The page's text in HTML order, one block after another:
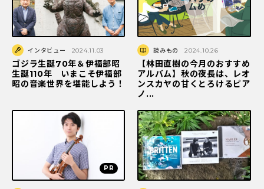
インタビュー 2024.11.03
ゴジラ生誕70年＆伊福部昭
生誕110年 いまこそ伊福部
昭の音楽世界を堪能しよう！
読みもの 2024.10.26
【林田直樹の今月のおすすめ
アルバム】秋の夜長は、レオ
ンスカヤの甘くとろけるピア
ノ...